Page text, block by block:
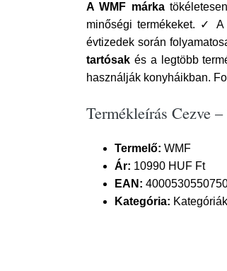
A WMF márka
minőségi termékeket. ✓
évtizedek során
tartósak és a legtöbb
használják konyháikban.
Termékleírás Cezve
Termelő: WMF
Ár: 10990 HUF Ft
EAN:
Kategória: